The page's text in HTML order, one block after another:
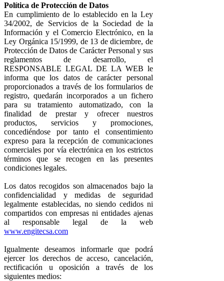
Política de Protección de Datos
En cumplimiento de lo establecido en la Ley
34/2002, de Servicios de la Sociedad de la
Información y el Comercio Electrónico, en la
Ley Orgánica 15/1999, de 13 de diciembre, de
Protección de Datos de Carácter Personal y sus
reglamentos de desarrollo, el
RESPONSABLE LEGAL DE LA WEB le
informa que los datos de carácter personal
proporcionados a través de los formularios de
registro, quedarán incorporados a un fichero
para su tratamiento automatizado, con la
finalidad de prestar y ofrecer nuestros
productos, servicios y promociones,
concediéndose por tanto el consentimiento
expreso para la recepción de comunicaciones
comerciales por vía electrónica en los estrictos
términos que se recogen en las presentes
condiciones legales.
Los datos recogidos son almacenados bajo la
confidencialidad y medidas de seguridad
legalmente establecidas, no siendo cedidos ni
compartidos con empresas ni entidades ajenas
al responsable legal de la web
www.engitecsa.com
Igualmente deseamos informarle que podrá
ejercer los derechos de acceso, cancelación,
rectificación u oposición a través de los
siguientes medios: